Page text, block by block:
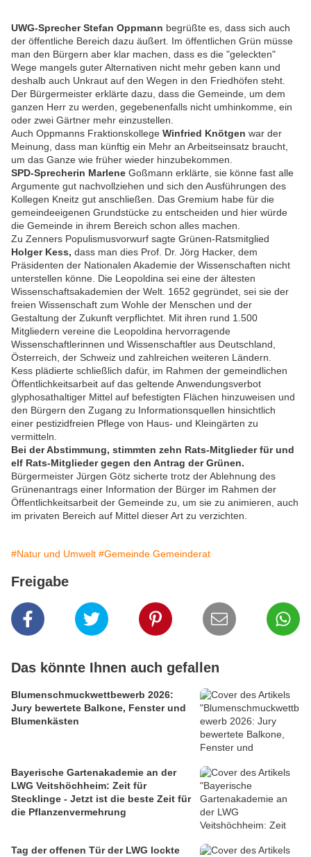
UWG-Sprecher Stefan Oppmann begrüßte es, dass sich auch
der öffentliche Bereich dazu äußert. Im öffentlichen Grün müsse
man den Bürgern aber klar machen, dass es die "geleckten"
Wege mangels guter Alternativen nicht mehr geben kann und
deshalb auch Unkraut auf den Wegen in den Friedhöfen steht.
Der Bürgermeister erklärte dazu, dass die Gemeinde, um dem
ganzen Herr zu werden, gegebenenfalls nicht umhinkomme, ein
oder zwei Gärtner mehr einzustellen.
Auch Oppmanns Fraktionskollege Winfried Knötgen war der
Meinung, dass man künftig ein Mehr an Arbeitseinsatz braucht,
um das Ganze wie früher wieder hinzubekommen.
SPD-Sprecherin Marlene Goßmann erklärte, sie könne fast alle
Argumente gut nachvollziehen und sich den Ausführungen des
Kollegen Kneitz gut anschließen. Das Gremium habe für die
gemeindeeigenen Grundstücke zu entscheiden und hier würde
die Gemeinde in ihrem Bereich schon alles machen.
Zu Zenners Populismusvorwurf sagte Grünen-Ratsmitglied
Holger Kess, dass man dies Prof. Dr. Jörg Hacker, dem
Präsidenten der Nationalen Akademie der Wissenschaften nicht
unterstellen könne. Die Leopoldina sei eine der ältesten
Wissenschaftsakademien der Welt. 1652 gegründet, sei sie der
freien Wissenschaft zum Wohle der Menschen und der
Gestaltung der Zukunft verpflichtet. Mit ihren rund 1.500
Mitgliedern vereine die Leopoldina hervorragende
Wissenschaftlerinnen und Wissenschaftler aus Deutschland,
Österreich, der Schweiz und zahlreichen weiteren Ländern.
Kess plädierte schließlich dafür, im Rahmen der gemeindlichen
Öffentlichkeitsarbeit auf das geltende Anwendungsverbot
glyphosathaltiger Mittel auf befestigten Flächen hinzuweisen und
den Bürgern den Zugang zu Informationsquellen hinsichtlich
einer pestizidfreien Pflege von Haus- und Kleingärten zu
vermitteln.
Bei der Abstimmung, stimmten zehn Rats-Mitglieder für und
elf Rats-Mitglieder gegen den Antrag der Grünen.
Bürgermeister Jürgen Götz sicherte trotz der Ablehnung des
Grünenantrags einer Information der Bürger im Rahmen der
Öffentlichkeitsarbeit der Gemeinde zu, um sie zu animieren, auch
im privaten Bereich auf Mittel dieser Art zu verzichten.
#Natur und Umwelt #Gemeinde Gemeinderat
Freigabe
Das könnte Ihnen auch gefallen
Blumenschmuckwettbewerb 2026:
Jury bewertete Balkone, Fenster und
Blumenkästen
Bayerische Gartenakademie an der
LWG Veitshöchheim: Zeit für
Stecklinge - Jetzt ist die beste Zeit für
die Pflanzenvermehrung
Tag der offenen Tür der LWG lockte